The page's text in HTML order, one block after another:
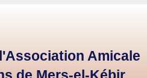
Amicale